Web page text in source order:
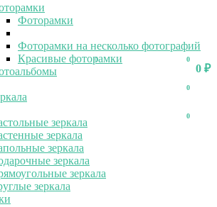
0
0 ₽
0
0
0
Фоторамки
Фоторамки на несколько фотографий
Красивые фоторамки
зеркала
зеркала
зеркала
зеркала
зеркала
зеркала